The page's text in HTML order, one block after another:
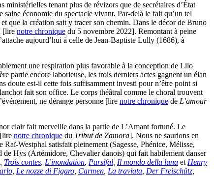
tenant plus de révizors que de secrétaires d’État
économie du spectacle vivant. Par-delà le fait qu’un tel
que la création sait y tracer son chemin. Dans le décor de Bruno
[lire notre chronique du 5 novembre 2022]. Remontant à peine
aujourd’hui à celle de Jean-Baptiste Lully (1686), à
une respiration plus favorable à la conception de Lilo
partie encore laborieuse, les trois derniers actes gagnent un élan
doute est-il cette fois suffisamment investi pour n’être point si
fait son office. Le corps théâtral comme le choral trouvent
ne dérange personne [lire notre chronique de L’amour
clair fait merveille dans la partie de L’Amant fortuné. Le
notre chronique du Tribut de Zamora]. Nous ne saurions en
Westphal satisfait pleinement (Sagesse, Phénice, Mélisse,
Hys (Artémidore, Chevalier danois) qui fait habilement danser
Trois contes L’inondation Parsifal Il mondo della luna et Henry
Le nozze di Figaro Carmen La traviata Der Freischütz